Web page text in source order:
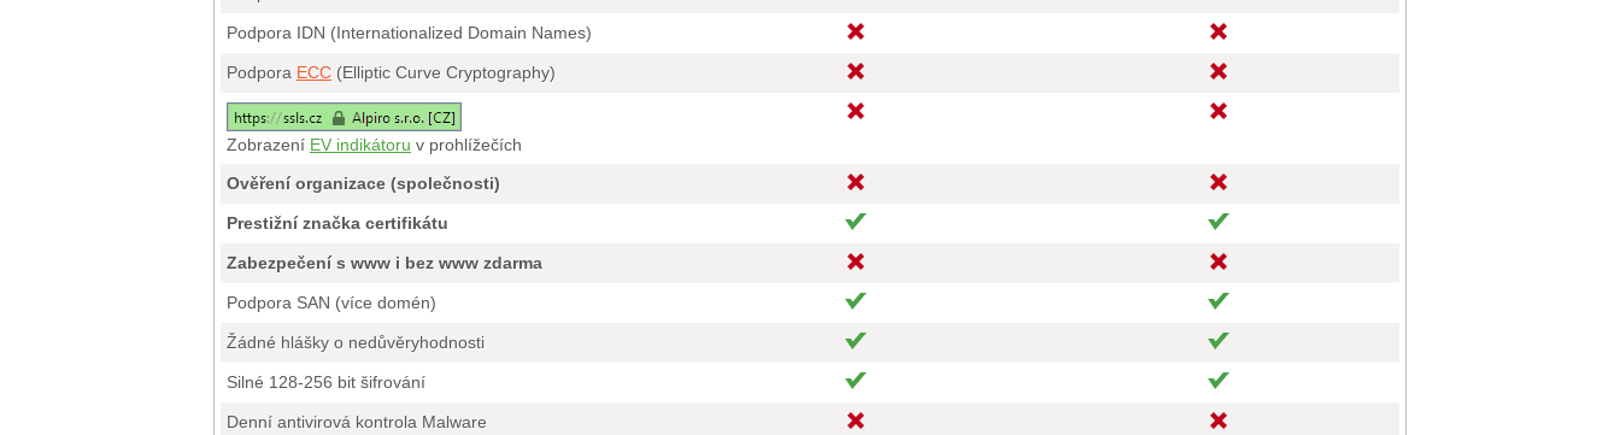
Podpora IDN (Internationalized Domain Names)
Podpora ECC (Elliptic Curve Cryptography)
Zobrazení EV indikátoru v prohlížečích
Ověření organizace (společnosti)
Prestižní značka certifikátu
Zabezpečení s www i bez www zdarma
Podpora SAN (více domén)
Žádné hlášky o nedůvěryhodnosti
Silné 128-256 bit šifrování
Denní antivirová kontrola Malware